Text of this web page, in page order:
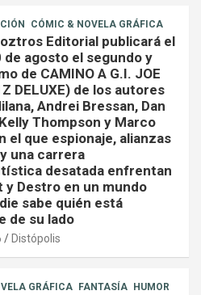
CÓMIC & NOVELA GRÁFICA
Editorial publicará el
de agosto el segundo y
de CAMINO A G.I. JOE
Z DELUXE) de los autores
Andrei Bressan, Dan
Thompson y Marco
el que espionaje, alianzas
una carrera
desatada enfrentan
y Destro en un mundo
sabe quién está
de su lado
Distópolis
GRÁFICA FANTASÍA HUMOR